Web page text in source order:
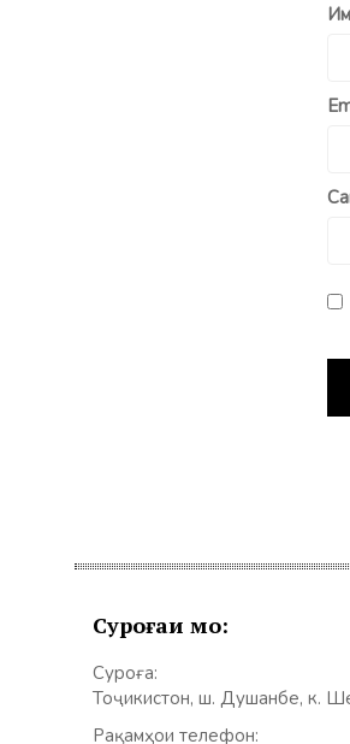
Суроғаи мо:
Суроға:
Тоҷикистон, ш. Душанбе, к.
Рақамҳои телефон: